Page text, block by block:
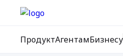
ПродуктАгентамБизнесу